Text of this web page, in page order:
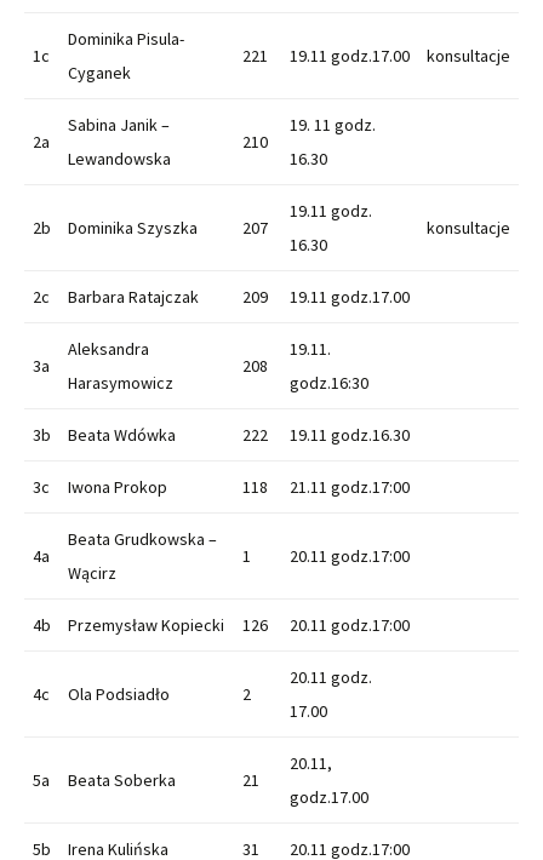
1c
Dominika Pisula-
Cyganek
221 19.11 godz.17.00 konsultacje
2a
Sabina Janik –
Lewandowska
210
19. 11 godz.
16.30
2b Dominika Szyszka 207
19.11 godz.
16.30
konsultacje
2c Barbara Ratajczak 209 19.11 godz.17.00
3a
Aleksandra
Harasymowicz
208
19.11.
godz.16:30
3b Beata Wdówka 222 19.11 godz.16.30
3c Iwona Prokop 118 21.11 godz.17:00
4a
Beata Grudkowska –
Wącirz
1 20.11 godz.17:00
4b Przemysław Kopiecki 126 20.11 godz.17:00
4c Ola Podsiadło 2
20.11 godz.
17.00
5a Beata Soberka 21
20.11,
godz.17.00
5b Irena Kulińska 31 20.11 godz.17:00